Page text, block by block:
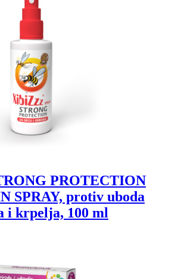
PROTECTION
SPRAY, protiv uboda
i krpelja, 100 ml